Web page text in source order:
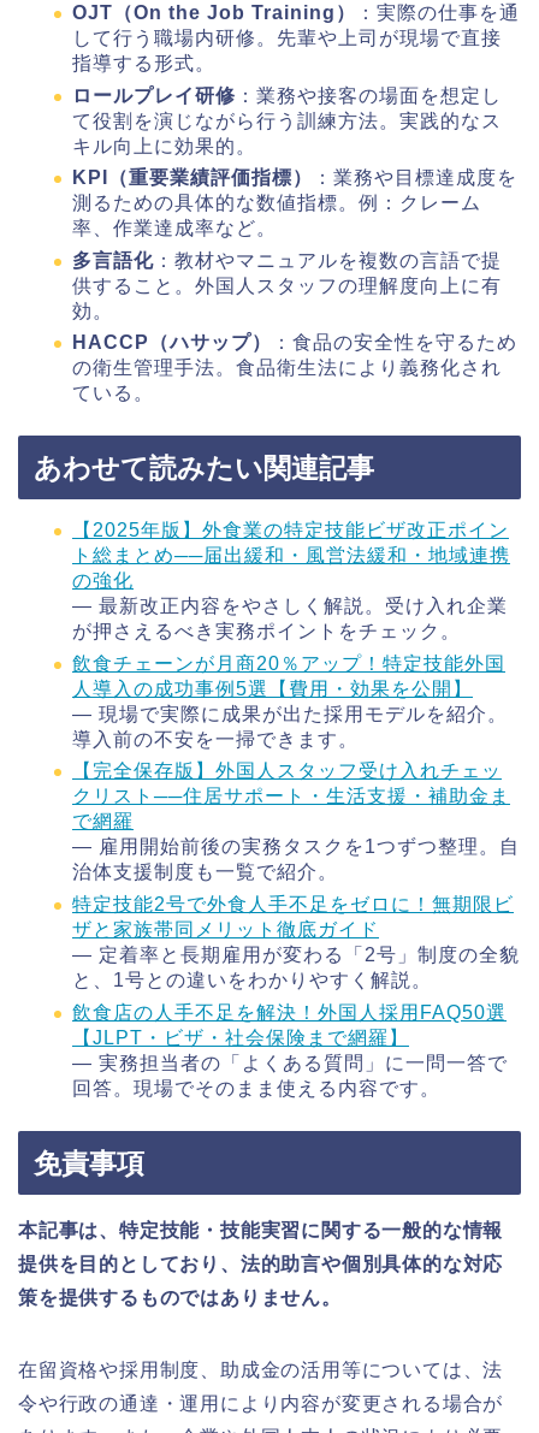
OJT（On the Job Training）
：実際の仕事を通
して行う職場内研修。先輩や上司が現場で直接
指導する形式。
ロールプレイ研修 ：業務や接客の場面を想定し
て役割を演じながら行う訓練方法。実践的なス
キル向上に効果的。
KPI（重要業績評価指標）
：業務や目標達成度を
測るための具体的な数値指標。例：クレーム
率、作業達成率など。
多言語化 ：教材やマニュアルを複数の言語で提
供すること。外国人スタッフの理解度向上に有
効。
HACCP（ハサップ）
：食品の安全性を守るため
の衛生管理手法。食品衛生法により義務化され
ている。
あわせて読みたい関連記事
【2025年版】外食業の特定技能ビザ改正ポイン
ト総まとめ──届出緩和・風営法緩和・地域連携
の強化
― 最新改正内容をやさしく解説。受け入れ企業
が押さえるべき実務ポイントをチェック。
飲食チェーンが月商20％アップ！特定技能外国
人導入の成功事例5選【費用・効果を公開】
― 現場で実際に成果が出た採用モデルを紹介。
導入前の不安を一掃できます。
【完全保存版】外国人スタッフ受け入れチェッ
クリスト──住居サポート・生活支援・補助金ま
で網羅
― 雇用開始前後の実務タスクを1つずつ整理。自
治体支援制度も一覧で紹介。
特定技能2号で外食人手不足をゼロに！無期限ビ
ザと家族帯同メリット徹底ガイド
― 定着率と長期雇用が変わる「2号」制度の全貌
と、1号との違いをわかりやすく解説。
飲食店の人手不足を解決！外国人採用FAQ50選
【JLPT・ビザ・社会保険まで網羅】
― 実務担当者の「よくある質問」に一問一答で
回答。現場でそのまま使える内容です。
免責事項
本記事は、特定技能・技能実習に関する一般的な情報
提供を目的としており、法的助言や個別具体的な対応
策を提供するものではありません。
在留資格や採用制度、助成金の活用等については、法
令や行政の通達・運用により内容が変更される場合が